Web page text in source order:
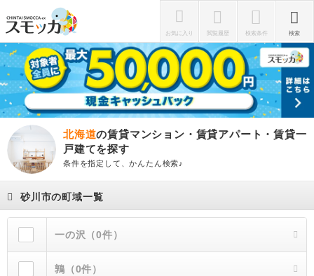
お気に入り 閲覧履歴 検索条件 検索
北海道の賃貸マンション・賃貸アパート・賃貸一
戸建てを探す
条件を指定して、かんたん検索♪
砂川市の町域一覧
一の沢（0件）
鶉（0件）